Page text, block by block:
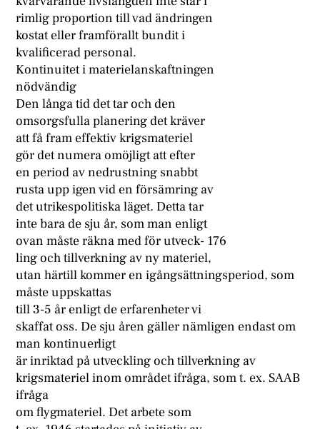
rimlig proportion till vad ändringen
kostat eller framförallt bundit i
kvalificerad personal.
Kontinuitet i materielanskaftningen
nödvändig
Den långa tid det tar och den
omsorgsfulla planering det kräver
att få fram effektiv krigsmateriel
gör det numera omöjligt att efter
en period av nedrustning snabbt
rusta upp igen vid en försämring av
det utrikespolitiska läget. Detta tar
inte bara de sju år, som man enligt
ovan måste räkna med för utveck- 176
ling och tillverkning av ny materiel,
utan härtill kommer en igångsättningsperiod, som
måste uppskattas
till 3-5 år enligt de erfarenheter vi
skaffat oss. De sju åren gäller nämligen endast om
man kontinuerligt
är inriktad på utveckling och tillverkning av
krigsmateriel inom området ifråga, som t. ex. SAAB
ifråga
om flygmateriel. Det arbete som